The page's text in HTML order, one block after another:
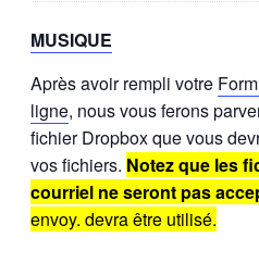
MUSIQUE
Après avoir rempli votre
ligne, nous vous ferons
fichier Dropbox que vous
vos fichiers. Notez que les
courriel ne seront pas
envoy. devra être utilisé.